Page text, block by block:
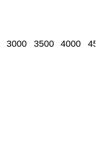
3000 3500 4000